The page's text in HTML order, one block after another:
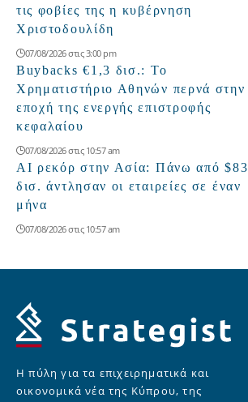
τις φοβίες της η κυβέρνηση
Χριστοδουλίδη
07/08/2026 στις 3:00 pm
Buybacks €1,3 δισ.: Το
Χρηματιστήριο Αθηνών περνά στην
εποχή της ενεργής επιστροφής
κεφαλαίου
07/08/2026 στις 10:57 am
AI ρεκόρ στην Ασία: Πάνω από $83
δισ. άντλησαν οι εταιρείες σε έναν
μήνα
07/08/2026 στις 10:57 am
Η πύλη για τα επιχειρηματικά και
οικονομικά νέα της Κύπρου, της